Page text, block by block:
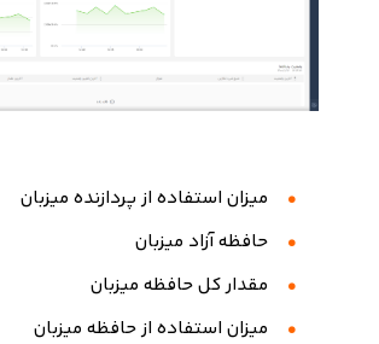
میزان استفاده از پردازنده میزبان
حافظه آزاد میزبان
مقدار کل حافظه میزبان
میزان استفاده از حافظه میزبان